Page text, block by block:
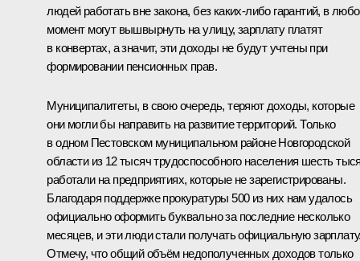
людей работать вне закона, без каких-либо гарантий, в
момент могут вышвырнуть на улицу, зарплату платят
в конвертах, а значит, эти доходы не будут учтены при
формировании пенсионных прав.
Муниципалитеты, в свою очередь, теряют доходы, которые
они могли бы направить на развитие территорий. Только
в одном Пестовском муниципальном районе Новгородской
области из 12 тысяч трудоспособного населения шесть
работали на предприятиях, которые не зарегистрированы.
Благодаря поддержке прокуратуры 500 из них нам удалось
официально оформить буквально за последние несколько
месяцев, и эти люди стали получать официальную
Отмечу, что общий объём недополученных доходов только